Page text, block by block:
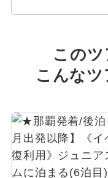
この
こんな